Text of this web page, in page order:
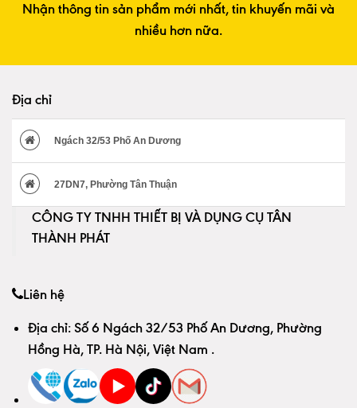
Nhận thông tin sản phẩm mới nhất, tin khuyến mãi và
nhiều hơn nữa.
Địa chỉ
Ngách 32/53 Phố An Dương
27DN7, Phường Tân Thuận
CÔNG TY TNHH THIẾT BỊ VÀ DỤNG CỤ TÂN
THÀNH PHÁT
Liên hệ
Địa chỉ: Số 6 Ngách 32/53 Phố An Dương, Phường
Hồng Hà, TP. Hà Nội, Việt Nam .